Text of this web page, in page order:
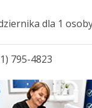
dla 1
795-4823